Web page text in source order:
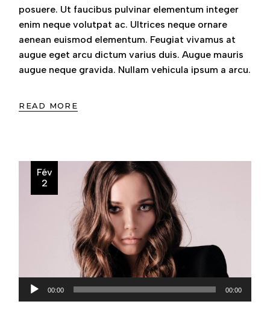
posuere. Ut faucibus pulvinar elementum integer
enim neque volutpat ac. Ultrices neque ornare
aenean euismod elementum. Feugiat vivamus at
augue eget arcu dictum varius duis. Augue mauris
augue neque gravida. Nullam vehicula ipsum a arcu.
READ MORE
Fév
2
Lecteur
audio
00:00 00:00